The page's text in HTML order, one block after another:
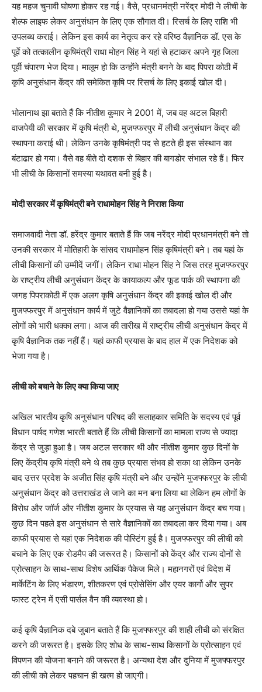
यह महज चुनावी घोषणा होकर रह गई। वैसे, प्रधानमंत्री नरेंद्र मोदी ने लीची के
शेल्फ लाइफ लेकर अनुसंधान के लिए एक सौगात दी। रिसर्च के लिए राशि भी
उपलब्ध कराई। लेकिन इस कार्य का नेतृत्व कर रहे वरिष्ठ वैज्ञानिक डॉ. एस के
पूर्वे को तत्कालीन कृषिमंत्री राधा मोहन सिंह ने यहां से हटाकर अपने गृह जिला
पूर्वी चंपारण भेज दिया। मालूम हो कि उन्होंने मंत्री बनने के बाद पिपरा कोठी में
कृषि अनुसंधान केंद्र की समेकित कृषि पर रिसर्च के लिए इकाई खोल दी।
भोलानाथ झा बताते हैं कि नीतीश कुमार ने 2001 में, जब वह अटल बिहारी
वाजपेयी की सरकार में कृषि मंत्री थे, मुजफ्फरपुर में लीची अनुसंधान केंद्र की
स्थापना कराई थी। लेकिन उनके कृषिमंत्री पद से हटते ही इस संस्थान का
बंटाढार हो गया। वैसे वह बीते दो दशक से बिहार की बागडोर संभाल रहे हैं। फिर
भी लीची के किसानों समस्या यथावत बनी हुई है।
मोदी सरकार में कृषिमंत्री बने राधामोहन सिंह ने निराश किया
समाजवादी नेता डॉ. हरेंद्र कुमार बताते हैं कि जब नरेंद्र मोदी प्रधानमंत्री बने तो
उनकी सरकार में मोतिहारी के सांसद राधामोहन सिंह कृषिमंत्री बने। तब यहां के
लीची किसानों की उम्मीदें जगीं। लेकिन राधा मोहन सिंह ने जिस तरह मुजफ्फरपुर
के राष्ट्रीय लीची अनुसंधान केंद्र के कायाकल्प और फूड पार्क की स्थापना की
जगह पिपराकोठी में एक अलग कृषि अनुसंधान केंद्र की इकाई खोल दी और
मुजफ्फरपुर में अनुसंधान कार्य में जुटे वैज्ञानिकों का तबादला हो गया उससे यहां के
लोगों को भारी धक्का लगा। आज की तारीख में राष्ट्रीय लीची अनुसंधान केंद्र में
कृषि वैज्ञानिक तक नहीं हैं। यहां काफी प्रयास के बाद हाल में एक निदेशक को
भेजा गया है।
लीची को बचाने के लिए क्या किया जाए
अखिल भारतीय कृषि अनुसंधान परिषद की सलाहकार समिति के सदस्य एवं पूर्व
विधान पार्षद गणेश भारती बताते हैं कि लीची किसानों का मामला राज्य से ज्यादा
केंद्र से जुड़ा हुआ है। जब अटल सरकार थी और नीतीश कुमार कुछ दिनों के
लिए केंद्रीय कृषि मंत्री बने थे तब कुछ प्रयास संभव हो सका था लेकिन उनके
बाद उत्तर प्रदेश के अजीत सिंह कृषि मंत्री बने और उन्होंने मुजफ्फरपुर के लीची
अनुसंधान केंद्र को उत्तराखंड ले जाने का मन बना लिया था लेकिन हम लोगों के
विरोध और जॉर्ज और नीतीश कुमार के प्रयास से यह अनुसंधान केंद्र बच गया।
कुछ दिन पहले इस अनुसंधान से सारे वैज्ञानिकों का तबादला कर दिया गया। अब
काफी प्रयास से यहां एक निदेशक की पोस्टिंग हुई है। मुजफ्फरपुर की लीची को
बचाने के लिए एक रोडमैप की जरूरत है। किसानों को केंद्र और राज्य दोनों से
प्रोत्साहन के साथ-साथ विशेष आर्थिक पैकेज मिले। महानगरों एवं विदेश में
मार्केटिंग के लिए भंडारण, शीतकरण एवं प्रोसेसिंग और एयर कार्गो और सुपर
फास्ट ट्रेन में एसी पार्सल वैन की व्यवस्था हो।
कई कृषि वैज्ञानिक दबे जुबान बताते हैं कि मुजफ्फरपुर की शाही लीची को संरक्षित
करने की जरूरत है। इसके लिए शोध के साथ-साथ किसानों के प्रोत्साहन एवं
विपणन की योजना बनाने की जरूरत है। अन्यथा देश और दुनिया में मुजफ्फरपुर
की लीची को लेकर पहचान ही खत्म हो जाएगी।